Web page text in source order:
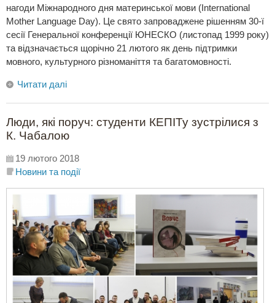
нагоди Міжнародного дня материнської мови (International
Mother Language Day). Це свято запроваджене рішенням 30-ї
сесії Генеральної конференції ЮНЕСКО (листопад 1999 року)
та відзначається щорічно 21 лютого як день підтримки
мовного, культурного різноманіття та багатомовності.
Читати далі
Люди, які поруч: студенти КЕПІТу зустрілися з
К. Чабалою
19 лютого 2018
Новини та події